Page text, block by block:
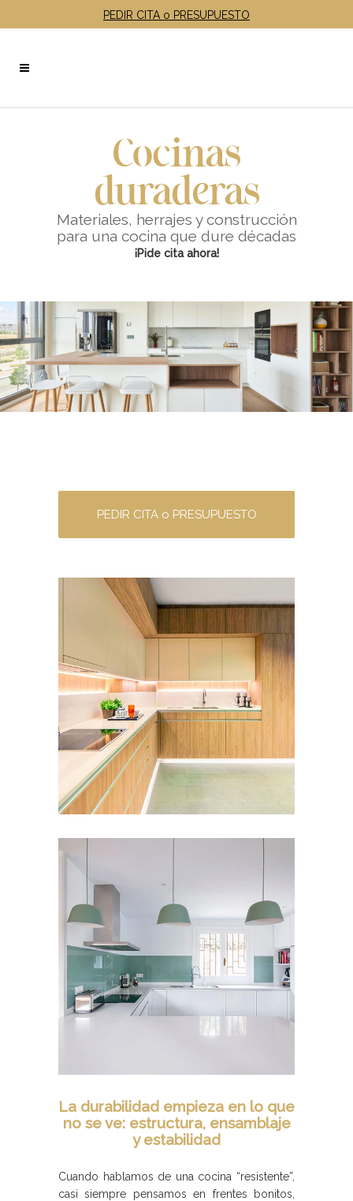
PEDIR CITA o PRESUPUESTO
Cocinas
duraderas
Materiales, herrajes y construcción
para una cocina que dure décadas
¡Pide cita ahora!
PEDIR CITA o PRESUPUESTO
La durabilidad empieza en lo que
no se ve: estructura, ensamblaje
y estabilidad
Cuando hablamos de una cocina “resistente”,
casi siempre pensamos en frentes bonitos,